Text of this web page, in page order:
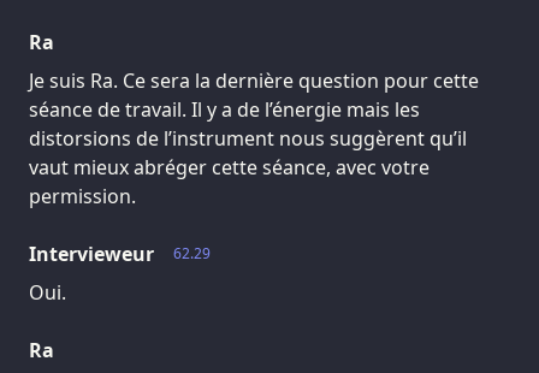
Ra
Je suis Ra. Ce sera la dernière question pour cette
séance de travail. Il y a de l’énergie mais les
distorsions de l’instrument nous suggèrent qu’il
vaut mieux abréger cette séance, avec votre
permission.
62.29
Intervieweur
Oui.
Ra